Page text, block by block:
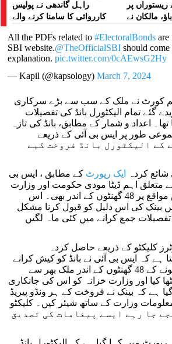
راہل گاندھی نے پولیس
کارروائی کا سامنا کرنے والے
ریستوراں پر
مالکان نے
All the PDFs related to#ElectoralBonds are
SBI website.@TheOfficialSBI should
explanation.pic.twitter.com/0cAEwsG2Hy
— Kapil (@kapsology)March 7, 2024
کورٹ نے ملک کے سب سے بڑے سرکاری
تک خریدے گئے تمام الیکٹورل بانڈ کی تفصیلات
اعداد و شمار کے مطابق، بانڈ کی تازہ
طور پر ایس بی آئی کے ذریعے
روپے کے الیکٹورل بانڈ فروخت کیے
شائع کردہ
ایک رپورٹ کے مطابق ، ایس بی
سے متعلق اہم ڈیٹا مودی حکومت اور وزارت
خزانہ کو دیا ہے، بعض مواقع پر 48 گھنٹوں کے اندر بھی۔ اس
بینک کی اس دلیل کو قبول کرنا مشکل
جمع کرانے میں کئی ماہ لگیں
کلیکٹو کے ذریعے حاصل کردہ
ہے کہ ایس بی آئی نے بانڈ کو کیش کرانے
کی آخری تاریخ ختم ہونے کے 48 گھنٹوں کے اندر ملک بھر سے
اکٹھا کیا اور وزارت خزانہ کو اس کی جانکاری
ہے کہ بینک نے فروخت کے ہر ونڈو پیریڈ
وزارت کے ساتھ شیئر کیں۔ کلیکٹو
تک بھیجے جا رہے ایسے پیغامات کی تصدیق